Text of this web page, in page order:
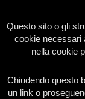
Home
Questo sito o gli
cookie necessari
nella cookie
Chiudendo questo
un link o